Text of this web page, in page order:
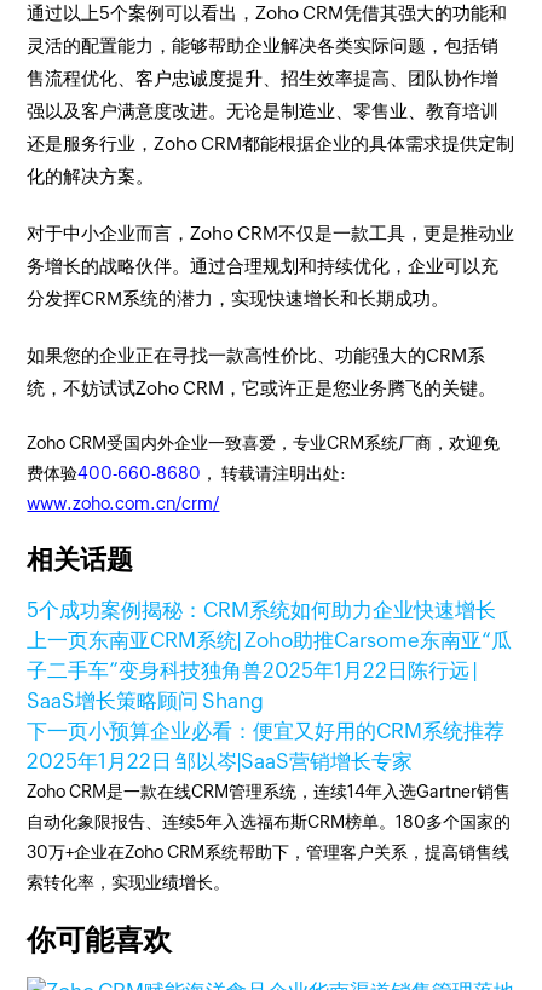
通过以上5个案例可以看出，Zoho CRM凭借其强大的功能和
灵活的配置能力，能够帮助企业解决各类实际问题，包括销
售流程优化、客户忠诚度提升、招生效率提高、团队协作增
强以及客户满意度改进。无论是制造业、零售业、教育培训
还是服务行业，Zoho CRM都能根据企业的具体需求提供定制
化的解决方案。
对于中小企业而言，Zoho CRM不仅是一款工具，更是推动业
务增长的战略伙伴。通过合理规划和持续优化，企业可以充
分发挥CRM系统的潜力，实现快速增长和长期成功。
如果您的企业正在寻找一款高性价比、功能强大的CRM系
统，不妨试试Zoho CRM，它或许正是您业务腾飞的关键。
Zoho CRM受国内外企业一致喜爱，专业CRM系统厂商，欢迎免
费体验400-660-8680 ， 转载请注明出处:
www.zoho.com.cn/crm/
相关话题
5个成功案例揭秘：CRM系统如何助力企业快速增长
上一页东南亚CRM系统| Zoho助推Carsome东南亚“瓜
子二手车”变身科技独角兽2025年1月22日 陈行远 |
SaaS增长策略顾问 Shang
下一页小预算企业必看：便宜又好用的CRM系统推荐
2025年1月22日 邹以岑|SaaS营销增长专家
Zoho CRM是一款在线CRM管理系统，连续14年入选Gartner销售
自动化象限报告、连续5年入选福布斯CRM榜单。180多个国家的
30万+企业在Zoho CRM系统帮助下，管理客户关系，提高销售线
索转化率，实现业绩增长。
你可能喜欢